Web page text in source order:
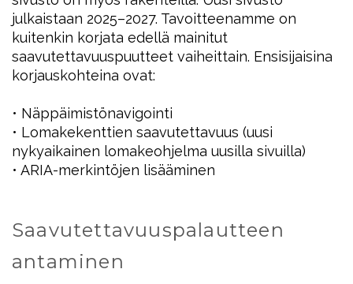
julkaistaan 2025–2027. Tavoitteenamme on
kuitenkin korjata edellä mainitut
saavutettavuuspuutteet vaiheittain. Ensisijaisina
korjauskohteina ovat:
• Näppäimistönavigointi
• Lomakekenttien saavutettavuus (uusi
nykyaikainen lomakeohjelma uusilla sivuilla)
• ARIA-merkintöjen lisääminen
Saavutettavuuspalautteen
antaminen